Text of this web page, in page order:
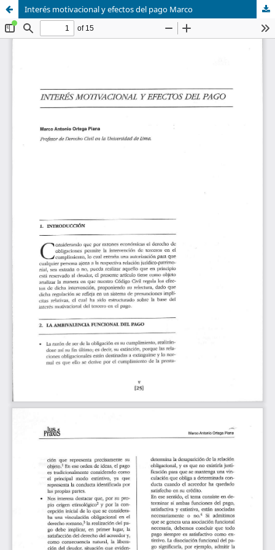
Interés motivacional y efectos del pago Marco